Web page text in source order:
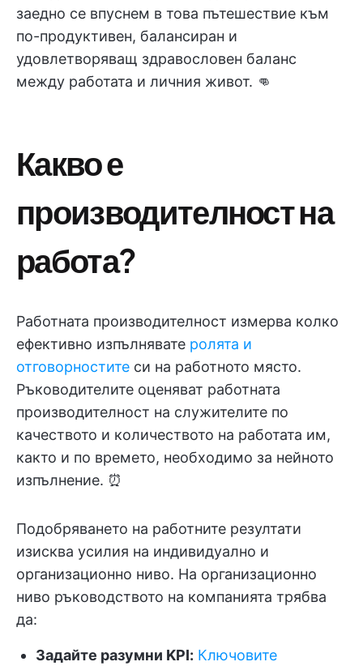
заедно се впуснем в това пътешествие към
по-продуктивен, балансиран и
удовлетворяващ здравословен баланс
между работата и личния живот. 👊
Какво е
производителност на
работа?
Работната производителност измерва колко
ефективно изпълнявате ролята и
отговорностите си на работното място.
Ръководителите оценяват работната
производителност на служителите по
качеството и количеството на работата им,
както и по времето, необходимо за нейното
изпълнение. ⏰
Подобряването на работните резултати
изисква усилия на индивидуално и
организационно ниво. На организационно
ниво ръководството на компанията трябва
да:
Задайте разумни KPI: Ключовите